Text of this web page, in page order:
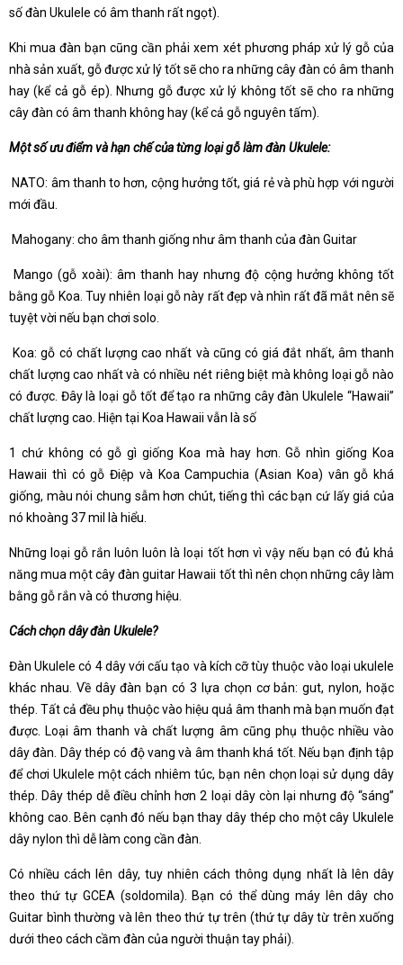
số đàn Ukulele có âm thanh rất ngọt).
Khi mua đàn bạn cũng cần phải xem xét phương pháp xử lý gỗ của
nhà sản xuất, gỗ được xử lý tốt sẽ cho ra những cây đàn có âm thanh
hay (kể cả gỗ ép). Nhưng gỗ được xử lý không tốt sẽ cho ra những
cây đàn có âm thanh không hay (kể cả gỗ nguyên tấm).
Một số ưu điểm và hạn chế của từng loại gỗ làm đàn Ukulele:
­ NATO: âm thanh to hơn, cộng hưởng tốt, giá rẻ và phù hợp với người
mới đầu.
­ Mahogany: cho âm thanh giống như âm thanh của đàn Guitar
­ Mango (gỗ xoài): âm thanh hay nhưng độ cộng hưởng không tốt
bằng gỗ Koa. Tuy nhiên loại gỗ này rất đẹp và nhìn rất đã mắt nên sẽ
tuyệt vời nếu bạn chơi solo.
­ Koa: gỗ có chất lượng cao nhất và cũng có giá đắt nhất, âm thanh
chất lượng cao nhất và có nhiều nét riêng biệt mà không loại gỗ nào
có được. Đây là loại gỗ tốt để tạo ra những cây đàn Ukulele “Hawaii”
chất lượng cao. Hiện tại Koa Hawaii vẫn là số
1 chứ không có gỗ gì giống Koa mà hay hơn. Gỗ nhìn giống Koa
Hawaii thì có gỗ Điệp và Koa Campuchia (Asian Koa) vân gỗ khá
giống, màu nói chung sẫm hơn chút, tiếng thì các bạn cứ lấy giá của
nó khoàng 3­7 mil là hiểu.
Những loại gỗ rắn luôn luôn là loại tốt hơn vì vậy nếu bạn có đủ khả
năng mua một cây đàn guitar Hawaii tốt thì nên chọn những cây làm
bằng gỗ rắn và có thương hiệu.
Cách chọn dây đàn Ukulele?
Đàn Ukulele có 4 dây với cấu tạo và kích cỡ tùy thuộc vào loại ukulele
khác nhau. Về dây đàn bạn có 3 lựa chọn cơ bản: gut, nylon, hoặc
thép. Tất cả đều phụ thuộc vào hiệu quả âm thanh mà bạn muốn đạt
được. Loại âm thanh và chất lượng âm cũng phụ thuộc nhiều vào
dây đàn. Dây thép có độ vang và âm thanh khá tốt. Nếu bạn định tập
để chơi Ukulele một cách nhiêm túc, bạn nên chọn loại sử dụng dây
thép. Dây thép dễ điều chỉnh hơn 2 loại dây còn lại nhưng độ “sáng”
không cao. Bên cạnh đó nếu bạn thay dây thép cho một cây Ukulele
dây nylon thì dễ làm cong cần đàn.
Có nhiều cách lên dây, tuy nhiên cách thông dụng nhất là lên dây
theo thứ tự G­C­E­A (sol­do­mi­la). Bạn có thể dùng máy lên dây cho
Guitar bình thường và lên theo thứ tự trên (thứ tự dây từ trên xuống
dưới theo cách cầm đàn của người thuận tay phải).